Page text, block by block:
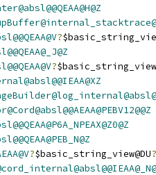
?
?
?$basic_string_view@DU?